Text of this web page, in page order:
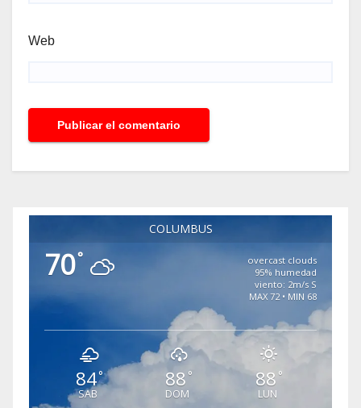
Web
COLUMBUS
70°
overcast clouds
95% humedad
viento: 2m/s S
MAX 72 • MIN 68
84°
SAB
88 °
DOM
88 °
LUN